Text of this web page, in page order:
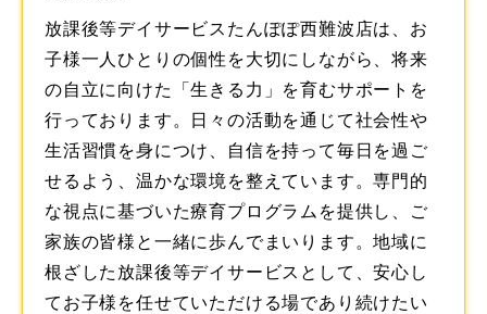
放課後等デイサービスたんぽぽ西難波店は、お
子様一人ひとりの個性を大切にしながら、将来
の自立に向けた「生きる力」を育むサポートを
行っております。日々の活動を通じて社会性や
生活習慣を身につけ、自信を持って毎日を過ご
せるよう、温かな環境を整えています。専門的
な視点に基づいた療育プログラムを提供し、ご
家族の皆様と一緒に歩んでまいります。地域に
根ざした 放課後等デイサービス として、安心し
てお子様を任せていただける場であり続けたい